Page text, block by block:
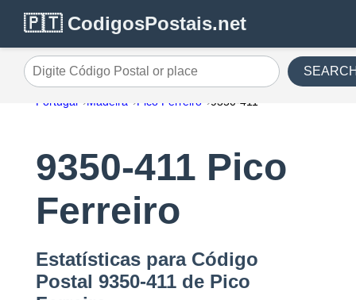
🇵🇹 CodigosPostais.net
Digite Código Postal or place
Portugal Madeira Pico Ferreiro 9350-411
9350-411 Pico
Ferreiro
Estatísticas para Código
Postal 9350-411 de Pico